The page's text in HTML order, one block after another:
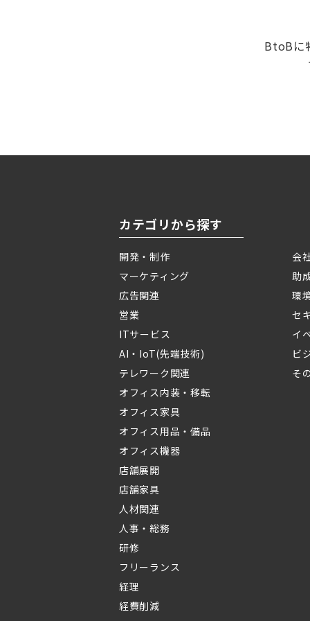
BtoBに
カテゴリから探す
開発・制作
マーケティング
広告関連
営業
ITサービス
AI・IoT(先端技術)
テレワーク関連
オフィス内装・移転
オフィス家具
オフィス用品・備品
オフィス機器
店舗展開
店舗家具
人材関連
人事・総務
研修
フリーランス
経理
経費削減
会
助
環
セ
イ
ビ
そ